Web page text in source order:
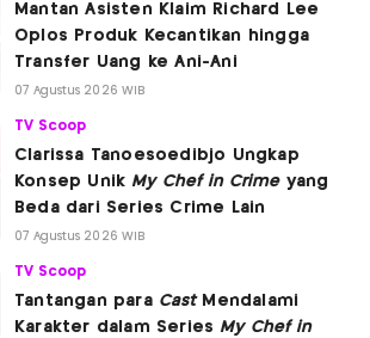
Mantan Asisten Klaim Richard Lee
Oplos Produk Kecantikan hingga
Transfer Uang ke Ani-Ani
07 Agustus 2026 WIB
TV Scoop
Clarissa Tanoesoedibjo Ungkap
Konsep Unik My Chef in Crimeyang
Beda dari Series Crime Lain
07 Agustus 2026 WIB
TV Scoop
Tantangan para CastMendalami
Karakter dalam Series My Chef in